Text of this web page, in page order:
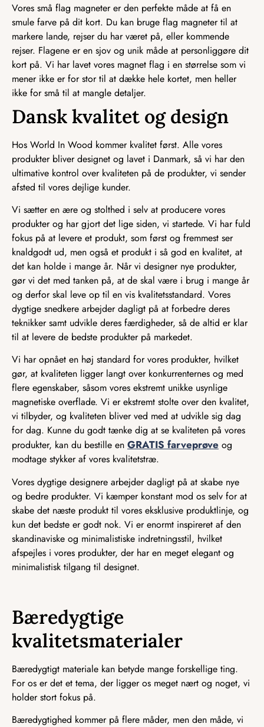
Vores små flag magneter er den perfekte måde at få en
smule farve på dit kort. Du kan bruge flag magneter til at
markere lande, rejser du har været på, eller kommende
rejser. Flagene er en sjov og unik måde at personliggøre dit
kort på. Vi har lavet vores magnet flag i en størrelse som vi
mener ikke er for stor til at dække hele kortet, men heller
ikke for små til at mangle detaljer.
Dansk kvalitet og design
Hos World In Wood kommer kvalitet først. Alle vores
produkter bliver designet og lavet i Danmark, så vi har den
ultimative kontrol over kvaliteten på de produkter, vi sender
afsted til vores dejlige kunder.
Vi sætter en ære og stolthed i selv at producere vores
produkter og har gjort det lige siden, vi startede. Vi har fuld
fokus på at levere et produkt, som først og fremmest ser
knaldgodt ud, men også et produkt i så god en kvalitet, at
det kan holde i mange år. Når vi designer nye produkter,
gør vi det med tanken på, at de skal være i brug i mange år
og derfor skal leve op til en vis kvalitetsstandard. Vores
dygtige snedkere arbejder dagligt på at forbedre deres
teknikker samt udvikle deres færdigheder, så de altid er klar
til at levere de bedste produkter på markedet.
Vi har opnået en høj standard for vores produkter, hvilket
gør, at kvaliteten ligger langt over konkurrenternes og med
flere egenskaber, såsom vores ekstremt unikke usynlige
magnetiske overflade. Vi er ekstremt stolte over den kvalitet,
vi tilbyder, og kvaliteten bliver ved med at udvikle sig dag
for dag. Kunne du godt tænke dig at se kvaliteten på vores
produkter, kan du bestille en GRATIS farveprøve og
modtage stykker af vores kvalitetstræ.
Vores dygtige designere arbejder dagligt på at skabe nye
og bedre produkter. Vi kæmper konstant mod os selv for at
skabe det næste produkt til vores eksklusive produktlinje, og
kun det bedste er godt nok. Vi er enormt inspireret af den
skandinaviske og minimalistiske indretningsstil, hvilket
afspejles i vores produkter, der har en meget elegant og
minimalistisk tilgang til designet.
Bæredygtige
kvalitetsmaterialer
Bæredygtigt materiale kan betyde mange forskellige ting.
For os er det et tema, der ligger os meget nært og noget, vi
holder stort fokus på.
Bæredygtighed kommer på flere måder, men den måde, vi